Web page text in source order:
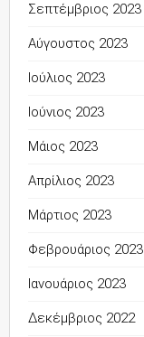
Σεπτέμβριος 2023
Αύγουστος 2023
Ιούλιος 2023
Ιούνιος 2023
Μάιος 2023
Απρίλιος 2023
Μάρτιος 2023
Φεβρουάριος 2023
Ιανουάριος 2023
Δεκέμβριος 2022